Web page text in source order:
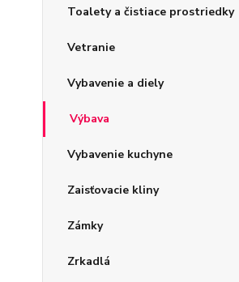
Toalety a čistiace prostriedky
Vetranie
Vybavenie a diely
Výbava
Vybavenie kuchyne
Zaisťovacie kliny
Zámky
Zrkadlá